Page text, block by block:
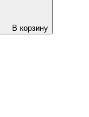
В корзину